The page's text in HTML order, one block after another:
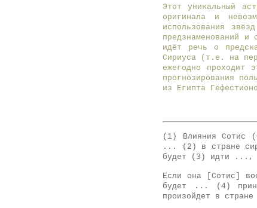
Этот уникальный
оригинала и
использования
предзнаменований и
идёт речь о
Сириуса (т.е. на
ежегодно проходит
прогнозирования
из Египта
(1) Влияния Сотис
... (2) в стране
будет (3) идти ...,
Если она [Сотис]
будет ... (4)
произойдет в